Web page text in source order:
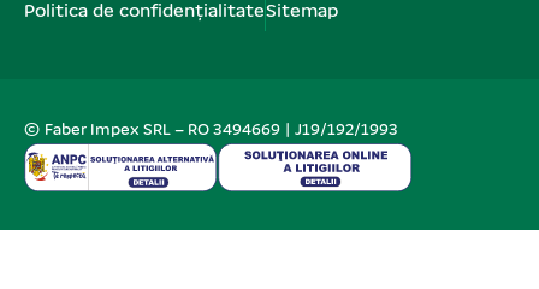
Politica de confidențialitateSitemap
© Faber Impex SRL – RO 3494669 | J19/192/1993